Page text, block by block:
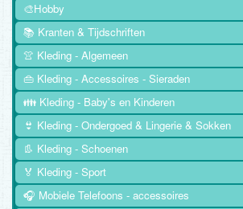
🎨Hobby
📚 Kranten & Tijdschriften
👚 Kleding - Algemeen
👜 Kleding - Accessoires - Sieraden
👪 Kleding - Baby's en Kinderen
👙 Kleding - Ondergoed & Lingerie & Sokken
👢 Kleding - Schoenen
🏅 Kleding - Sport
🎧 Mobiele Telefoons - accessoires